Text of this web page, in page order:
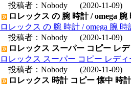
投稿者： Nobody (2020-11-09)
ロレックス の 腕 時計 / omega 腕
ロレックス の 腕 時計 / omega 腕 時
投稿者： Nobody (2020-11-09)
ロレックス スーパー コピー レ
ロレックス スーパー コピー レデ
投稿者： Nobody (2020-11-09)
ロレックス 時計 コピー 懐中 時